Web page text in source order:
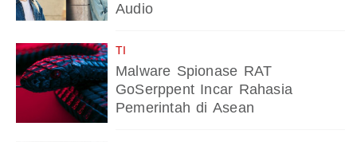
Audio
TI
Malware Spionase RAT
GoSerppent Incar Rahasia
Pemerintah di Asean